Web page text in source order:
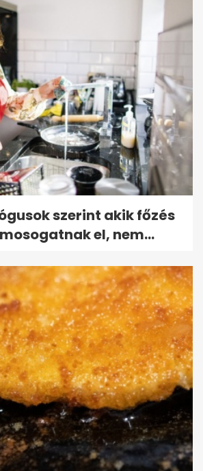
szerint akik főzés
el, nem...